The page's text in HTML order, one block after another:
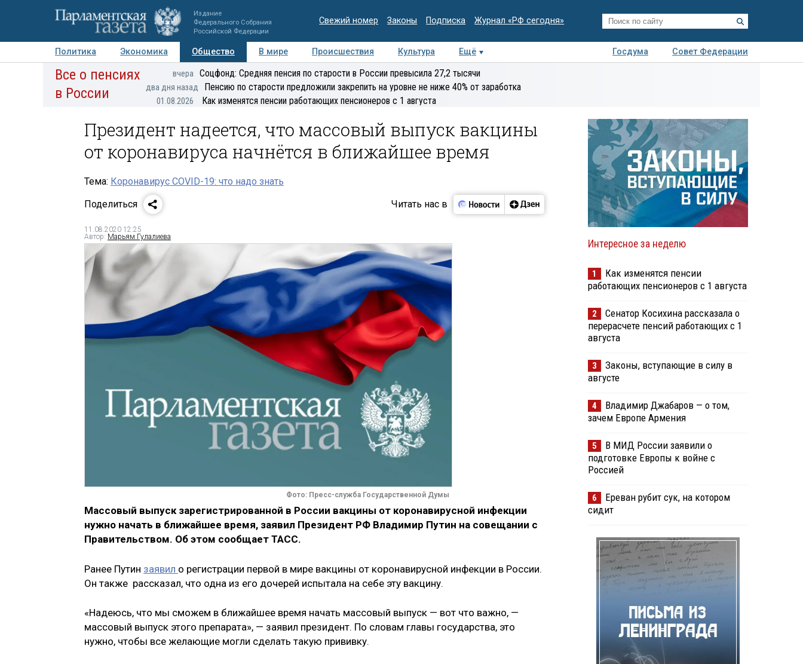
Издание
Федерального Собрания
Российской Федерации
Свежий номер Законы Подписка Журнал «РФ сегодня»
Политика Экономика Общество В мире Происшествия Культура Ещё Госдума
Совет Федерации
Авторы Персоны Мнения Регионы Медиацентр Интервью Колумнисты
экспертиза
Все о пенсиях
в России
вчера Соцфонд: Средняя пенсия по старости в России превысила 27,2 тысячи
два дня назад Пенсию по старости предложили закрепить на уровне не ниже 40% от заработка
01.08.2026 Как изменятся пенсии работающих пенсионеров с 1 августа
Президент надеется, что массовый выпуск вакцины
от коронавируса начнётся в ближайшее время
Тема: Коронавирус COVID-19: что надо знать
Поделиться
Читать нас в
11.08.2020 12:25
Автор: Марьям Гулалиева
Фото: Пресс-служба Государственной Думы
Массовый выпуск зарегистрированной в России вакцины от коронавирусной инфекции
нужно начать в ближайшее время, заявил Президент РФ Владимир Путин на совещании с
Правительством. Об этом сообщает ТАСС.
Ранее Путин заявил о регистрации первой в мире вакцины от коронавирусной инфекции в России.
Он также рассказал, что одна из его дочерей испытала на себе эту вакцину.
«Надеюсь, что мы сможем в ближайшее время начать массовый выпуск — вот что важно, —
массовый выпуск этого препарата», — заявил президент. По словам главы государства, это
нужно, чтобы все желающие могли сделать такую прививку.
Интересное за неделю
1
Как изменятся пенсии
работающих пенсионеров с 1 августа
2
Сенатор Косихина рассказала о
перерасчете пенсий работающих с 1
августа
3
Законы, вступающие в силу в
августе
4
Владимир Джабаров — о том,
зачем Европе Армения
5
В МИД России заявили о
подготовке Европы к войне с
Россией
6
Ереван рубит сук, на котором
сидит